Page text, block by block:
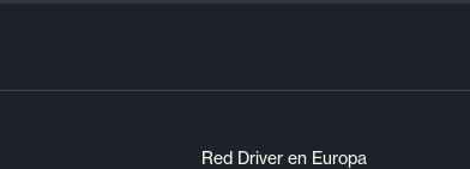
Red Driver en Europa